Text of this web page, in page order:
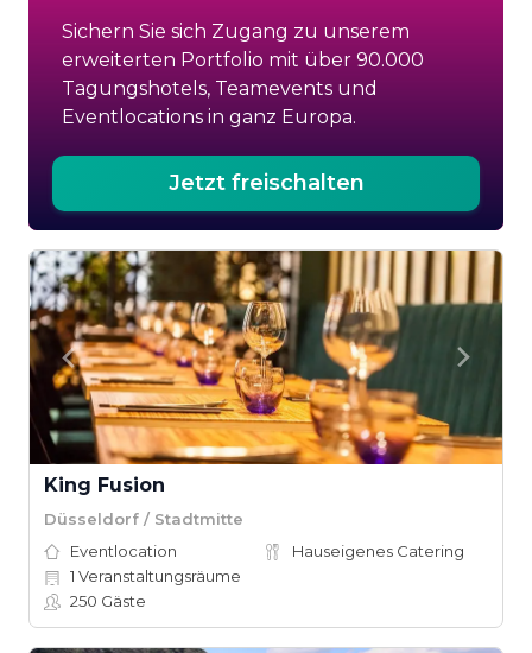
Sichern Sie sich Zugang zu unserem
erweiterten Portfolio mit über 90.000
Tagungshotels, Teamevents und
Eventlocations in ganz Europa.
Jetzt freischalten
King Fusion
Düsseldorf / Stadtmitte
Eventlocation
Hauseigenes Catering
1 Veranstaltungsräume
250 Gäste